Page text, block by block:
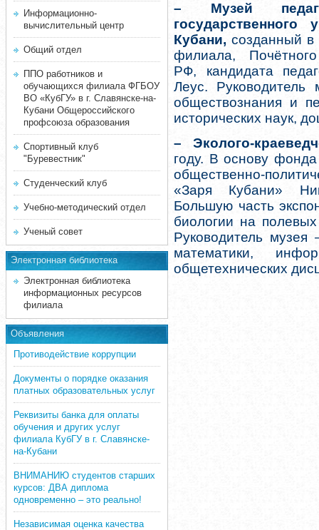
Информационно-
вычислительный центр
Общий отдел
ППО работников и
обучающихся филиала ФГБОУ
ВО «КубГУ» в г. Славянске-на-
Кубани Общероссийского
профсоюза образования
Спортивный клуб
"Буревестник"
Студенческий клуб
Учебно-методический отдел
Ученый совет
Электронная библиотека
Электронная библиотека
информационных ресурсов
филиала
Объявления
Противодействие коррупции
Документы о порядке оказания
платных образовательных услуг
Реквизиты банка для оплаты
обучения и других услуг
филиала КубГУ в г. Славянске-
на-Кубани
ВНИМАНИЮ студентов старших
курсов: ДВА диплома
одновременно – это реально!
Независимая оценка качества
– Музей
государственного
Кубани, созданный в
филиала,
РФ, кандидата
Леус.
обществознания и
исторических наук,
– Эколого-
году. В основу
общественно-
«Заря Кубани»
Большую часть
биологии на
Руководитель
математики,
общетехнических